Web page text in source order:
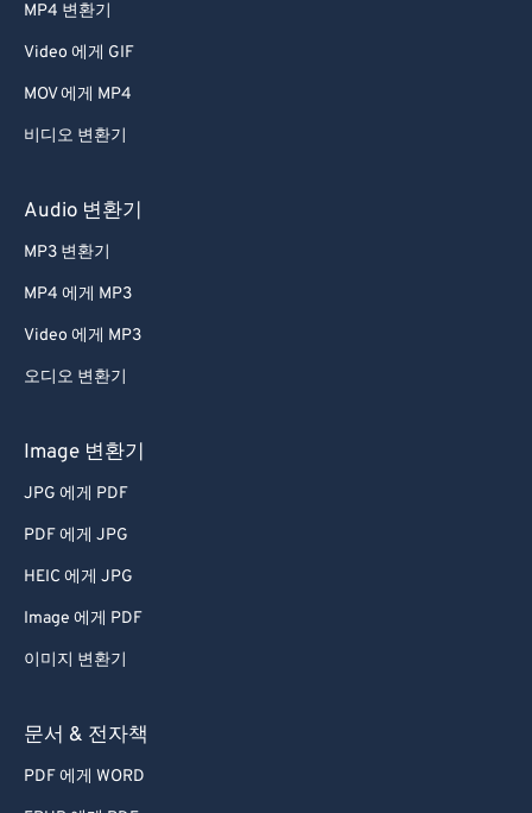
MP4 변환기
Video 에게 GIF
MOV 에게 MP4
비디오 변환기
Audio 변환기
MP3 변환기
MP4 에게 MP3
Video 에게 MP3
오디오 변환기
Image 변환기
JPG 에게 PDF
PDF 에게 JPG
HEIC 에게 JPG
Image 에게 PDF
이미지 변환기
문서 & 전자책
PDF 에게 WORD